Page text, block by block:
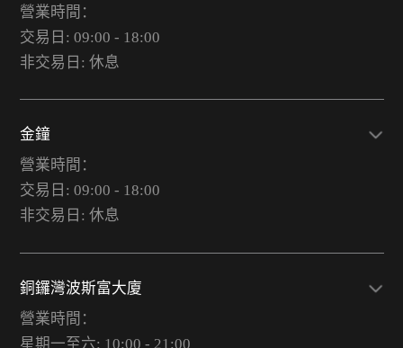
營業時間：
交易日: 09:00 - 18:00
非交易日: 休息
金鐘
營業時間：
交易日: 09:00 - 18:00
非交易日: 休息
銅鑼灣波斯富大廈
營業時間：
星期一至六: 10:00 - 21:00